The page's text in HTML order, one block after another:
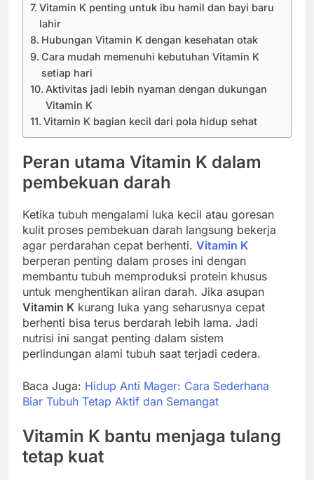
Vitamin K penting untuk ibu hamil dan bayi baru
lahir
Hubungan Vitamin K dengan kesehatan otak
Cara mudah memenuhi kebutuhan Vitamin K
setiap hari
Aktivitas jadi lebih nyaman dengan dukungan
Vitamin K
Vitamin K bagian kecil dari pola hidup sehat
Peran utama Vitamin K dalam
pembekuan darah
Ketika tubuh mengalami luka kecil atau goresan
kulit proses pembekuan darah langsung bekerja
agar perdarahan cepat berhenti. Vitamin K
berperan penting dalam proses ini dengan
membantu tubuh memproduksi protein khusus
untuk menghentikan aliran darah. Jika asupan
Vitamin K kurang luka yang seharusnya cepat
berhenti bisa terus berdarah lebih lama. Jadi
nutrisi ini sangat penting dalam sistem
perlindungan alami tubuh saat terjadi cedera.
Baca Juga: Hidup Anti Mager: Cara Sederhana
Biar Tubuh Tetap Aktif dan Semangat
Vitamin K bantu menjaga tulang
tetap kuat